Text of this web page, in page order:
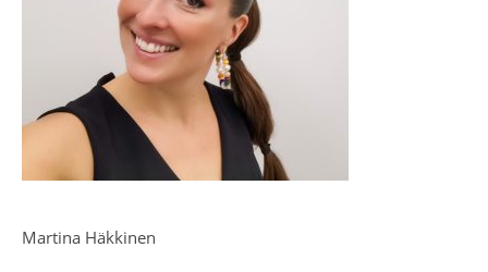
Martina Häkkinen